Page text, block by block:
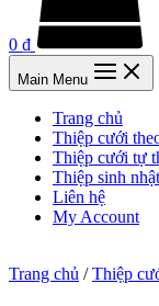
0 ₫
Main Menu
Trang chủ
Thiệp cưới
Thiệp cưới tự
Thiệp sinh nhật
Liên hệ
My Account
Trang chủ /Thiệp